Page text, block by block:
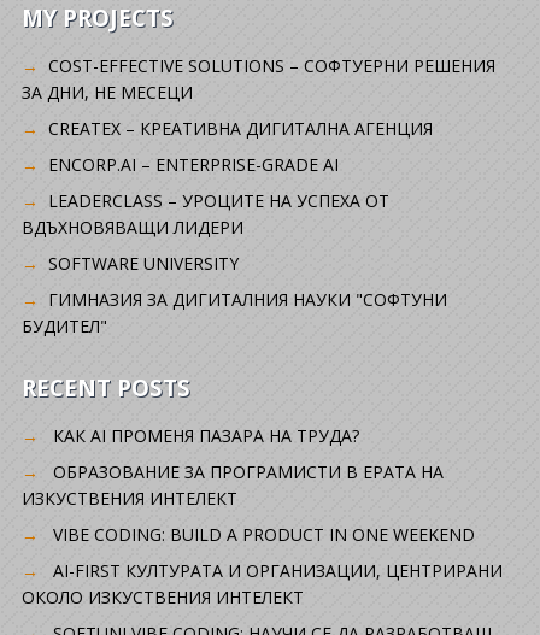
MY PROJECTS
COST-EFFECTIVE SOLUTIONS – СОФТУЕРНИ РЕШЕНИЯ
ЗА ДНИ, НЕ МЕСЕЦИ
CREATEX – КРЕАТИВНА ДИГИТАЛНА АГЕНЦИЯ
ENCORP.AI – ENTERPRISE-GRADE AI
LEADERCLASS – УРОЦИТЕ НА УСПЕХА ОТ
ВДЪХНОВЯВАЩИ ЛИДЕРИ
SOFTWARE UNIVERSITY
ГИМНАЗИЯ ЗА ДИГИТАЛНИЯ НАУКИ "СОФТУНИ
БУДИТЕЛ"
RECENT POSTS
КАК AI ПРОМЕНЯ ПАЗАРА НА ТРУДА?
ОБРАЗОВАНИЕ ЗА ПРОГРАМИСТИ В ЕРАТА НА
ИЗКУСТВЕНИЯ ИНТЕЛЕКТ
VIBE CODING: BUILD A PRODUCT IN ONE WEEKEND
AI-FIRST КУЛТУРАТА И ОРГАНИЗАЦИИ, ЦЕНТРИРАНИ
ОКОЛО ИЗКУСТВЕНИЯ ИНТЕЛЕКТ